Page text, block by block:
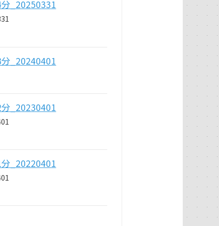
_20250331
_20240401
_20230401
_20220401